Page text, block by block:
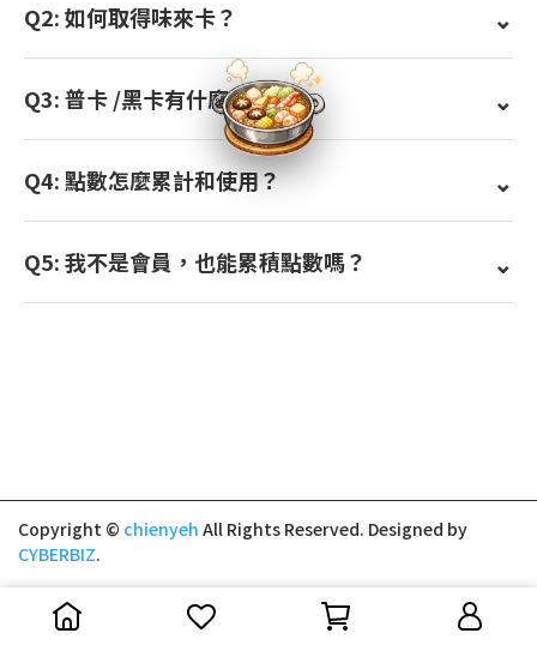
Q2: 如何取得味來卡？
Q3: 普卡 /黑卡有什麼優惠？
Q4: 點數怎麼累計和使用？
Q5: 我不是會員，也能累積點數嗎？
Copyright © chienyeh All Rights Reserved. Designed by
CYBERBIZ.